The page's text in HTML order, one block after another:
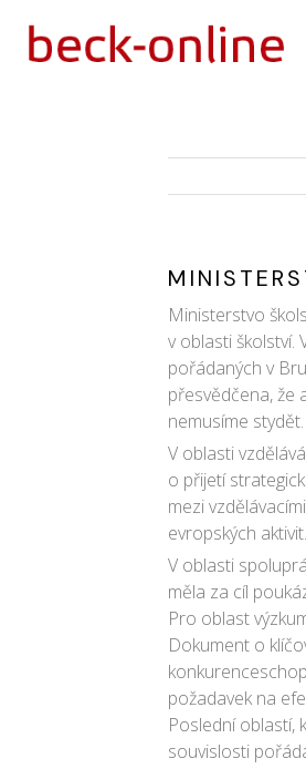
Ministerstvo
v oblasti školství.
pořádaných v
přesvědčena, že
nemusíme
V oblasti
o přijetí
mezi
evropských aktivit.
V oblasti
měla za cíl
Pro oblast
Dokument o
požadavek na
Poslední oblastí,
souvislosti